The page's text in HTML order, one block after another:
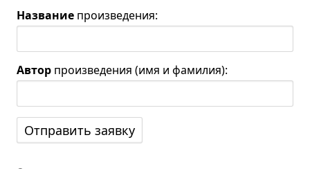
Название произведения:
Автор произведения (имя и фамилия):